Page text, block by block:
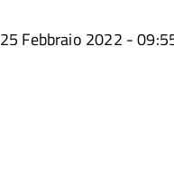
25 Febbraio 2022 -